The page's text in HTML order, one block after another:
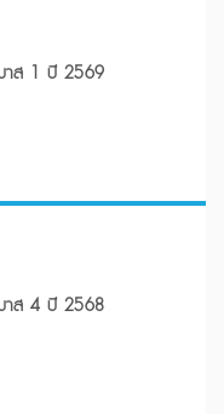
าส 1 ปี 2569
าส 4 ปี 2568